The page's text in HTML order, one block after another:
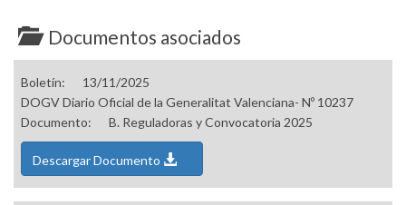
Documentos asociados
Boletín:
13/11/2025
DOGV Diario Oficial de la Generalitat Valenciana- Nº 10237
Documento:
B. Reguladoras y Convocatoria 2025
Descargar Documento